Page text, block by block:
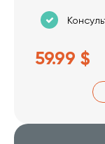
59.99 $